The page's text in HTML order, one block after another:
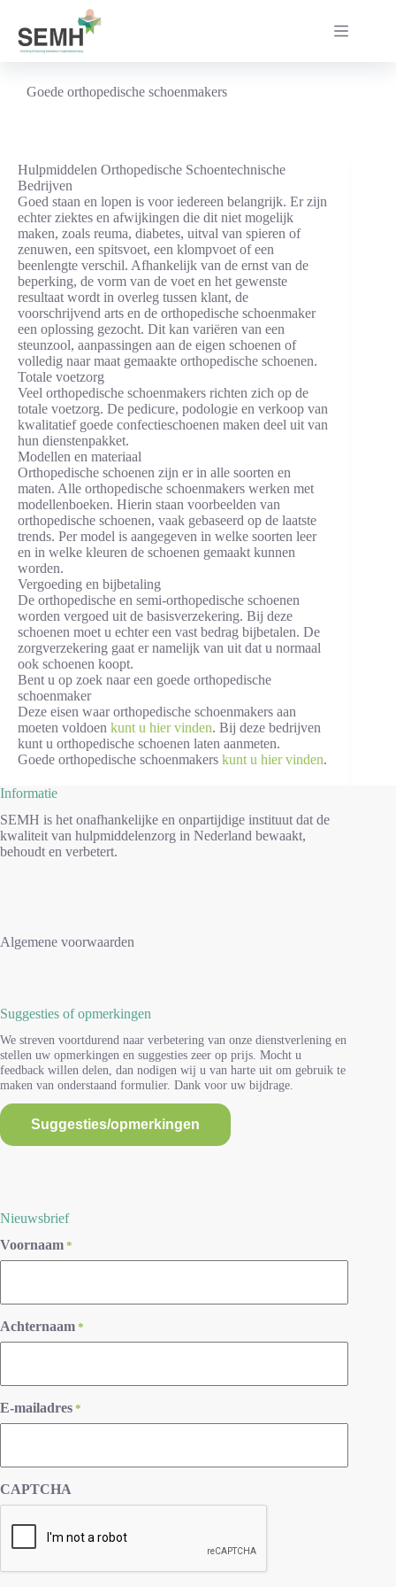
inhoud
Goede orthopedische schoenmakers
Hulpmiddelen Orthopedische Schoentechnische
Bedrijven
Goed staan en lopen is voor iedereen belangrijk. Er zijn
echter ziektes en afwijkingen die dit niet mogelijk
maken, zoals reuma, diabetes, uitval van spieren of
zenuwen, een spitsvoet, een klompvoet of een
beenlengte verschil. Afhankelijk van de ernst van de
beperking, de vorm van de voet en het gewenste
resultaat wordt in overleg tussen klant, de
voorschrijvend arts en de orthopedische schoenmaker
een oplossing gezocht. Dit kan variëren van een
steunzool, aanpassingen aan de eigen schoenen of
volledig naar maat gemaakte orthopedische schoenen.
Totale voetzorg
Veel orthopedische schoenmakers richten zich op de
totale voetzorg. De pedicure, podologie en verkoop van
kwalitatief goede confectieschoenen maken deel uit van
hun dienstenpakket.
Modellen en materiaal
Orthopedische schoenen zijn er in alle soorten en
maten. Alle orthopedische schoenmakers werken met
modellenboeken. Hierin staan voorbeelden van
orthopedische schoenen, vaak gebaseerd op de laatste
trends. Per model is aangegeven in welke soorten leer
en in welke kleuren de schoenen gemaakt kunnen
worden.
Vergoeding en bijbetaling
De orthopedische en semi-orthopedische schoenen
worden vergoed uit de basisverzekering. Bij deze
schoenen moet u echter een vast bedrag bijbetalen. De
zorgverzekering gaat er namelijk van uit dat u normaal
ook schoenen koopt.
Bent u op zoek naar een goede orthopedische
schoenmaker
Deze eisen waar orthopedische schoenmakers aan
moeten voldoen kunt u hier vinden. Bij deze bedrijven
kunt u orthopedische schoenen laten aanmeten.
Goede orthopedische schoenmakers kunt u hier vinden.
Informatie
SEMH is het onafhankelijke en onpartijdige instituut dat de
kwaliteit van hulpmiddelenzorg in Nederland bewaakt,
behoudt en verbetert.
Algemene voorwaarden
Suggesties of opmerkingen
We streven voortdurend naar verbetering van onze dienstverlening en
stellen uw opmerkingen en suggesties zeer op prijs. Mocht u
feedback willen delen, dan nodigen wij u van harte uit om gebruik te
maken van onderstaand formulier. Dank voor uw bijdrage.
Suggesties/opmerkingen
Nieuwsbrief
Voornaam *
Achternaam *
E-mailadres *
CAPTCHA